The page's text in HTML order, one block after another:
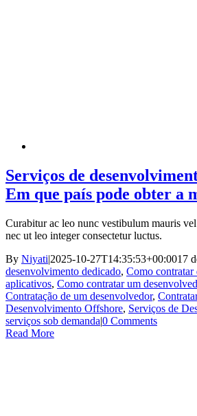
Serviços de
Em que país pode obter a
Curabitur ac leo nunc vestibulum mauris
nec ut leo integer consectetur luctus.
By Niyati|2025-10-27T14:35:53+00:0017
desenvolvimento dedicado, Como contratar
aplicativos, Como contratar um
Contratação de um desenvolvedor,
Desenvolvimento Offshore, Serviços de
serviços sob demanda|0 Comments
Read More